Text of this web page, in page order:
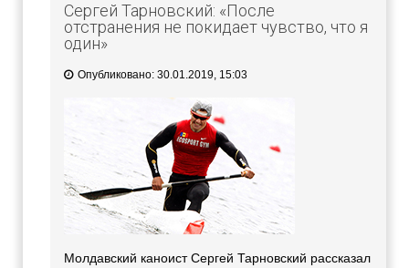
Сергей Тарновский: «После
отстранения не покидает чувство, что я
один»
Опубликовано: 30.01.2019, 15:03
Молдавский каноист Сергей Тарновский рассказал